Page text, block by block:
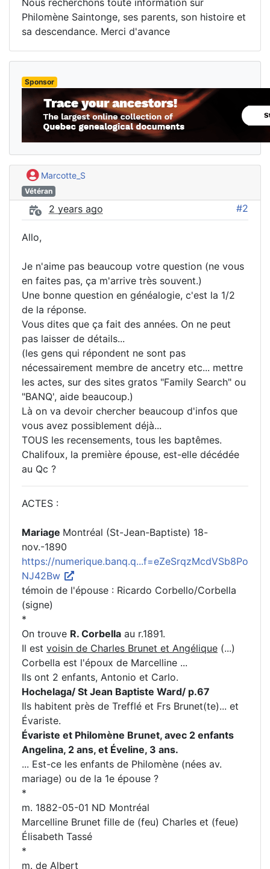
Philomène Saintonge, ses parents, son histoire et
sa descendance. Merci d'avance
Sponsor
Marcotte_S
Vétéran
2 years ago #2
Allo,
Je n'aime pas beaucoup votre question (ne vous
en faites pas, ça m'arrive très souvent.)
Une bonne question en généalogie, c'est la 1/2
de la réponse.
Vous dites que ça fait des années. On ne peut
pas laisser de détails...
(les gens qui répondent ne sont pas
nécessairement membre de ancetry etc... mettre
les actes, sur des sites gratos "Family Search" ou
"BANQ', aide beaucoup.)
Là on va devoir chercher beaucoup d'infos que
vous avez possiblement déjà...
TOUS les recensements, tous les baptêmes.
Chalifoux, la première épouse, est-elle décédée
au Qc ?
ACTES :
Mariage Montréal (St-Jean-Baptiste) 18-
nov.-1890
https://numerique.banq.q...f=eZeSrqzMcdVSb8Po
NJ42Bw
témoin de l'épouse : Ricardo Corbello/Corbella
(signe)
*
On trouve R. Corbella au r.1891.
Il est voisin de Charles Brunet et Angélique (...)
Corbella est l'époux de Marcelline ...
Ils ont 2 enfants, Antonio et Carlo.
Hochelaga/ St Jean Baptiste Ward/ p.67
Ils habitent près de Trefflé et Frs Brunet(te)... et
Évariste.
Évariste et Philomène Brunet, avec 2 enfants
Angelina, 2 ans, et Éveline, 3 ans.
... Est-ce les enfants de Philomène (nées av.
mariage) ou de la 1e épouse ?
*
m. 1882-05-01 ND Montréal
Marcelline Brunet fille de (feu) Charles et (feue)
Élisabeth Tassé
*
m. de Albert